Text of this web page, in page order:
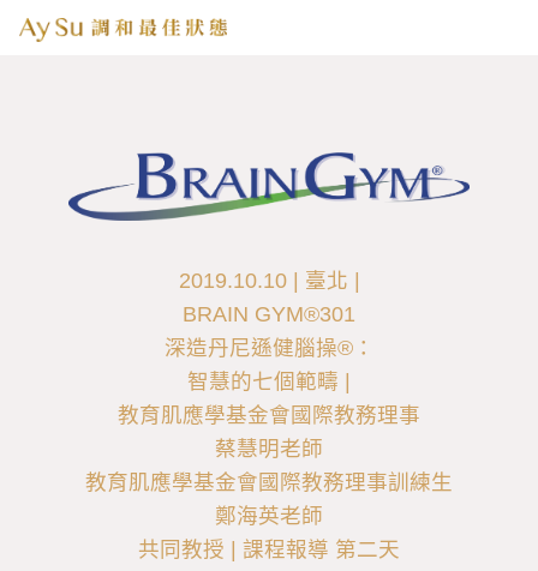
2019.10.10 | 臺北 |
BRAIN GYM®301
深造丹尼遜健腦操®：
智慧的七個範疇 |
教育肌應學基金會國際教務理事
蔡慧明老師
教育肌應學基金會國際教務理事訓練生
鄭海英老師
共同教授 | 課程報導 第二天